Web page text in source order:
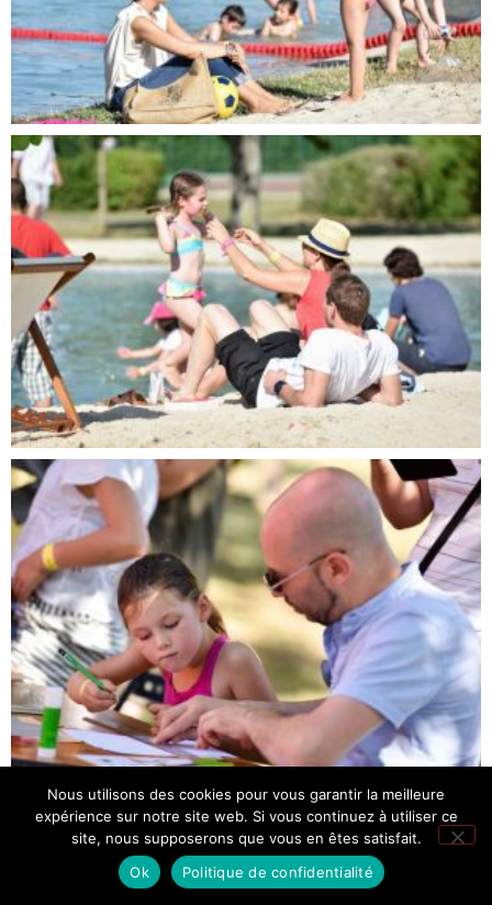
Nous utilisons des cookies pour vous garantir la meilleure
expérience sur notre site web. Si vous continuez à utiliser ce
site, nous supposerons que vous en êtes satisfait.
Ok
Politique de confidentialité